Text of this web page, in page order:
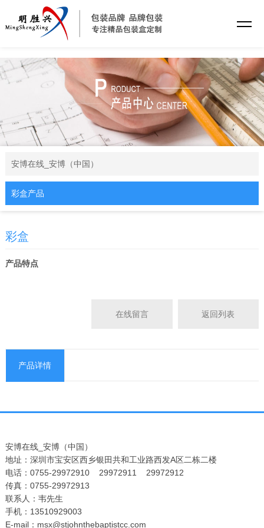
安博在线_安博（中国）
安博在线_安博（中国）
彩盒产品
彩盒
产品特点
在线留言 返回列表
产品详情
安博在线_安博（中国）
地址：深圳市宝安区西乡银田共和工业路西发A区二栋二楼
电话：0755-29972910 29972911 29972912
传真：0755-29972913
联系人：韦先生
手机：13510929003
E-mail：msx@stjohnthebaptistcc.com